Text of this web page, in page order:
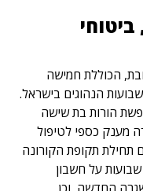
הכוללת חמישה
נוספים בתשלום, מעבר ל-15 השבועות הנהוגים בישראל.
הורות בת שישה
מענק כספי לטיפול
כן, עם תחילת תקופת הקורונה
החברה אפשרה לעובדיה לקחת עד 12 שבועות על חשבון